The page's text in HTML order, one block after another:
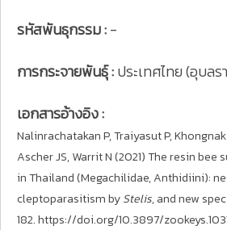
รหัสพันธุกรรม :-
การกระจายพันธุ์ :ประเทศไทย (อุบลร
เอกสารอ้างอิง :
Nalinrachatakan P, Traiyasut P,
Ascher JS, Warrit N (2021) The resin bee
in Thailand (Megachilidae, Anthidiini):
cleptoparasitism byStelis, and new
182. https://doi.org/10.3897/